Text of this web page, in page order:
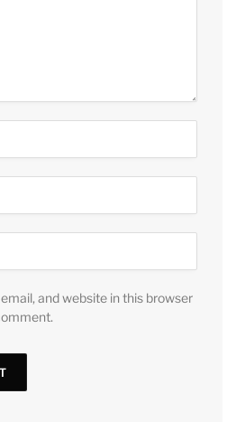
and website in this browser